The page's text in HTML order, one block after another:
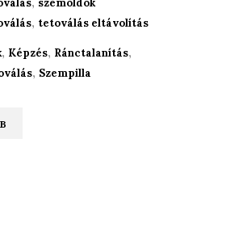
szemöldök
, tetoválás eltávolítás
, Képzés, Ránctalanítás,
, Szempilla